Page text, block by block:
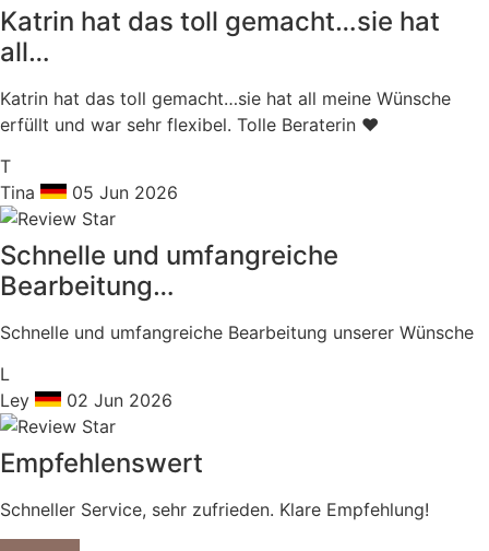
Katrin hat das toll gemacht…sie hat
all…
Katrin hat das toll gemacht…sie hat all meine Wünsche
erfüllt und war sehr flexibel. Tolle Beraterin ❤️
T
Tina
05 Jun 2026
Schnelle und umfangreiche
Bearbeitung…
Schnelle und umfangreiche Bearbeitung unserer Wünsche
L
Ley
02 Jun 2026
Empfehlenswert
Schneller Service, sehr zufrieden. Klare Empfehlung!